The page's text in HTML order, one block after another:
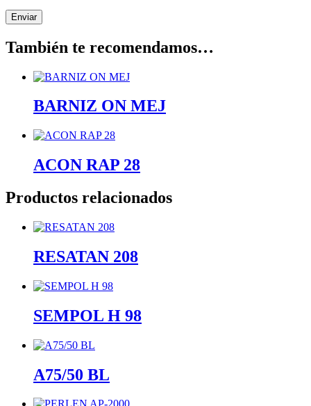
También te recomendamos…
BARNIZ ON MEJ
ACON RAP 28
Productos relacionados
RESATAN 208
SEMPOL H 98
A75/50 BL